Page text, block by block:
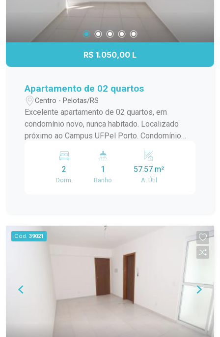
R$ 1.050,00 L
Apartamento de 02 quartos
Centro - Pelotas/RS
Excelente apartamento de 02 quartos, em
condomínio novo, nunca habitado. Localizado
próximo ao Campus UFPel Porto. Condomínio
câmeras, bombas d`agua, portaria e elevador.
OBS.: Vaga de garagem opcional com valor
adicional de R$250,00.
2
Dorm.
1
Banho
57.57 m²
A. Útil
Cód. 39021